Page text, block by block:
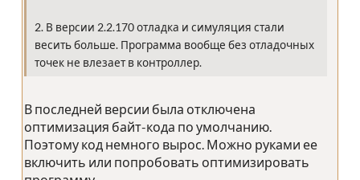
2. В версии 2.2.170 отладка и симуляция стали
весить больше. Программа вообще без отладочных
точек не влезает в контроллер.
В последней версии была отключена
оптимизация байт-кода по умолчанию.
Поэтому код немного вырос. Можно руками ее
включить или попробовать оптимизировать